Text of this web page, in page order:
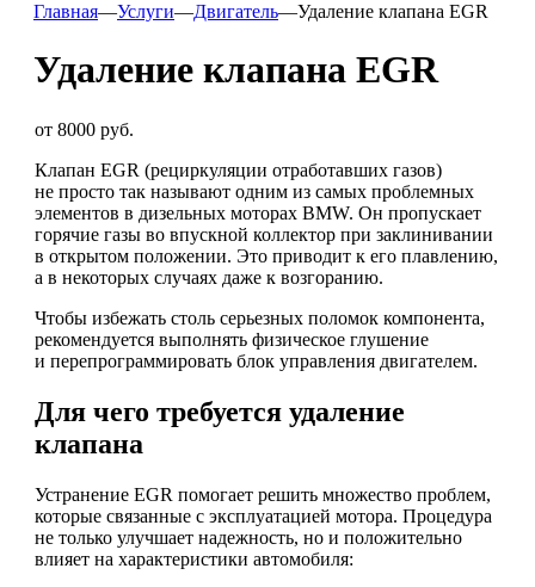
Главная—Услуги—Двигатель—Удаление клапана EGR
Удаление клапана EGR
от 8000 руб.
Клапан EGR (рециркуляции отработавших газов)
не просто так называют одним из самых проблемных
элементов в дизельных моторах BMW. Он пропускает
горячие газы во впускной коллектор при заклинивании
в открытом положении. Это приводит к его плавлению,
а в некоторых случаях даже к возгоранию.
Чтобы избежать столь серьезных поломок компонента,
рекомендуется выполнять физическое глушение
и перепрограммировать блок управления двигателем.
Для чего требуется удаление
клапана
Устранение EGR помогает решить множество проблем,
которые связанные с эксплуатацией мотора. Процедура
не только улучшает надежность, но и положительно
влияет на характеристики автомобиля: